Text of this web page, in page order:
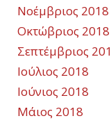
Νοέμβριος 2018
Οκτώβριος 2018
Σεπτέμβριος
Ιούλιος 2018
Ιούνιος 2018
Μάιος 2018